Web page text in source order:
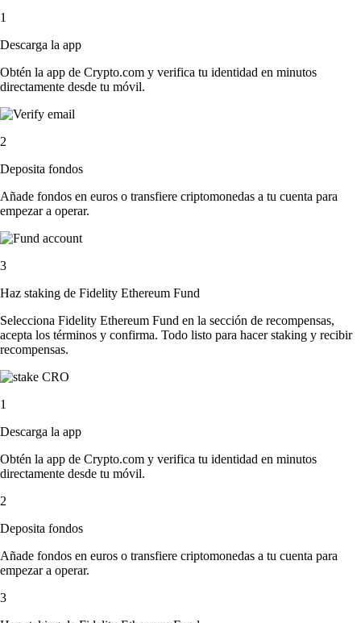
1
Descarga la app
Obtén la app de Crypto.com y verifica tu identidad en minutos
directamente desde tu móvil.
2
Deposita fondos
Añade fondos en euros o transfiere criptomonedas a tu cuenta para
empezar a operar.
3
Haz staking de Fidelity Ethereum Fund
Selecciona Fidelity Ethereum Fund en la sección de recompensas,
acepta los términos y confirma. Todo listo para hacer staking y recibir
recompensas.
1
Descarga la app
Obtén la app de Crypto.com y verifica tu identidad en minutos
directamente desde tu móvil.
2
Deposita fondos
Añade fondos en euros o transfiere criptomonedas a tu cuenta para
empezar a operar.
3